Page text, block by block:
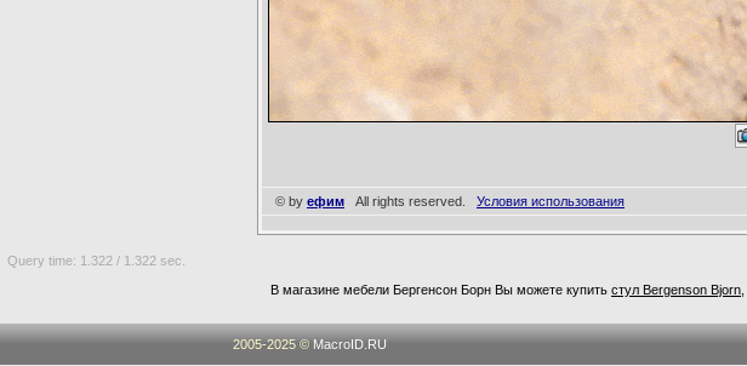
© by ефим All rights reserved. Условия использования
Query time: 1.322 / 1.322 sec.
В магазине мебели Бергенсон Борн Вы можете купить стул Bergenson Bjorn
2005-2025 © MacroID.RU